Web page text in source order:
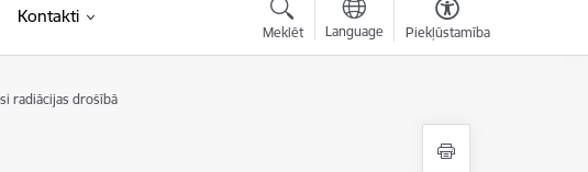
Kontakti
Meklēt Language Piekļūstamība
radiācijas drošībā